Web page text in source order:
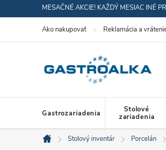
na
MESAČNÉ AKCIE! KAŽDÝ MESIAC INÉ
Ako nakupovať Reklamácia a
Gastrozariadenia
Stolové
zariadenia
Domov
Stolový inventár Porcelán